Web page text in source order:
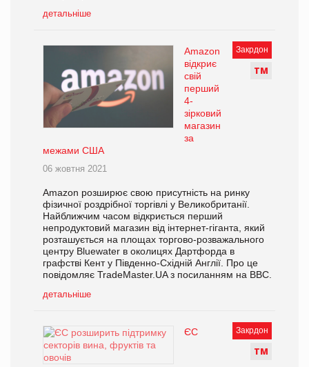
детальніше
Закрдон
ТМ
Amazon
відкриє
свій
перший
4-
зірковий
магазин
за
межами США
06 жовтня 2021
Amazon розширює свою присутність на ринку
фізичної роздрібної торгівлі у Великобританії.
Найближчим часом відкриється перший
непродуктовий магазин від інтернет-гіганта, який
розташується на площах торгово-розважального
центру Bluewater в околицях Дартфорда в
графстві Кент у Південно-Східній Англії. Про це
повідомляє TradeMaster.UA з посиланням на ВВС.
детальніше
Закрдон
ТМ
ЄС